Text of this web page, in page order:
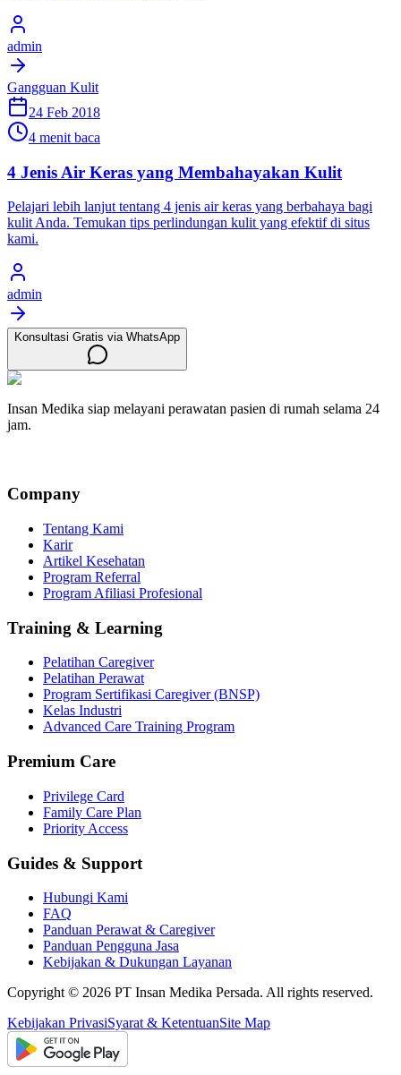
admin
Gangguan Kulit
24 Feb 2018
4 menit baca
4 Jenis Air Keras yang Membahayakan Kulit
Pelajari lebih lanjut tentang 4 jenis air keras yang berbahaya bagi
kulit Anda. Temukan tips perlindungan kulit yang efektif di situs
kami.
admin
Konsultasi Gratis via WhatsApp
Insan Medika siap melayani perawatan pasien di rumah selama 24
jam.
Company
Tentang Kami
Karir
Artikel Kesehatan
Program Referral
Program Afiliasi Profesional
Training & Learning
Pelatihan Caregiver
Pelatihan Perawat
Program Sertifikasi Caregiver (BNSP)
Kelas Industri
Advanced Care Training Program
Premium Care
Privilege Card
Family Care Plan
Priority Access
Guides & Support
Hubungi Kami
FAQ
Panduan Perawat & Caregiver
Panduan Pengguna Jasa
Kebijakan & Dukungan Layanan
Copyright © 2026 PT Insan Medika Persada. All rights reserved.
Kebijakan PrivasiSyarat & KetentuanSite Map